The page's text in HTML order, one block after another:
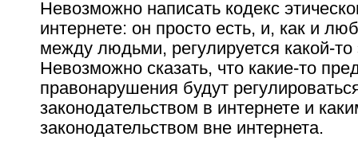
Невозможно написать кодекс
интернете: он просто есть, и, как и
между людьми, регулируется какой-то
Невозможно сказать, что какие-то
правонарушения будут
законодательством в интернете и
законодательством вне интернета.